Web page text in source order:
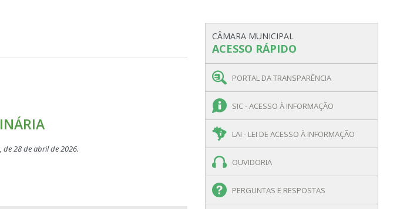
de 28 de abril de 2026.
CÂMARA MUNICIPAL
ACESSO RÁPIDO
PORTAL DA TRANSPARÊNCIA
SIC - ACESSO À INFORMAÇÃO
LAI - LEI DE ACESSO À INFORMAÇÃO
OUVIDORIA
PERGUNTAS E RESPOSTAS